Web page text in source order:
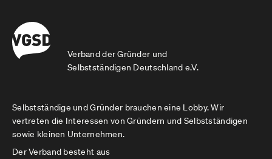
Verband der Gründer und
Selbstständigen Deutschland e.V.
Selbstständige und Gründer brauchen eine Lobby. Wir
vertreten die Interessen von Gründern und Selbstständigen
sowie kleinen Unternehmen.
Der Verband besteht aus